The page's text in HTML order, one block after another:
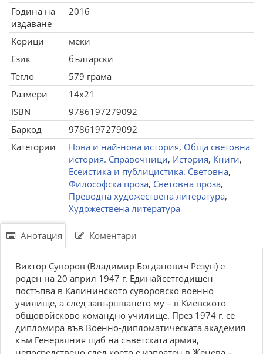
Година на
издаване
2016
Корици
меки
Език
български
Тегло
579 грама
Размери
14x21
ISBN
9786197279092
Баркод
9786197279092
Категории
Нова и най-нова история, Обща световна
история. Справочници, История, Книги,
Есеистика и публицистика. Световна,
Философска проза, Световна проза,
Преводна художествена литература,
Художествена литература
Анотация Коментари
Виктор Суворов (Владимир Богданович Резун) е
роден на 20 април 1947 г. Единайсетгодишен
постъпва в Калининското суворовско военно
училище, а след завършването му – в Киевското
общовойсково командно училище. През 1974 г. се
дипломира във Военно-дипломатическата академия
към Генералния щаб на съветската армия,